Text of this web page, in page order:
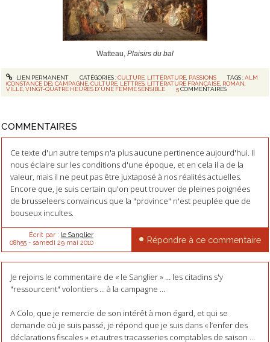
Watteau, Plaisirs du bal
LIEN PERMANENT CATÉGORIES :CULTURE, LITTÉRATURE, PASSIONS TAGS :ALM
(CONSTANCE DE) ,CAMPAGNE ,CULTURE LETTRES LITTÉRATURE FRANÇAISE ROMAN
VILLE ,VINGT-QUATRE HEURES D'UNE FEMME SENSIBLE 5 COMMENTAIRES
COMMENTAIRES
Ce texte d'un autre temps n'a plus aucune pertinence aujourd'hui. Il
nous éclaire sur les conditions d'une époque, et en cela il a de la
valeur, mais il ne peut pas être juxtaposé à nos réalités actuelles.
Encore que, je suis certain qu'on peut trouver de pleines poignées
de brusseleers convaincus que la "province" n'est peuplée que de
bouseux incultes.
Écrit par : le Sanglier
08h55- samedi 29 mai 2010 Répondre à ce commentaire
Je rejoins le commentaire de « le Sanglier » … les citadins s'y
"ressourcent" volontiers ... à la campagne ...
A Colo, que je remercie de son intérêt à mon égard, et qui se
demande où je suis passé, je répond que je suis dans « l’enfer des
déclarations fiscales » et autres tracasseries comptables de saison …